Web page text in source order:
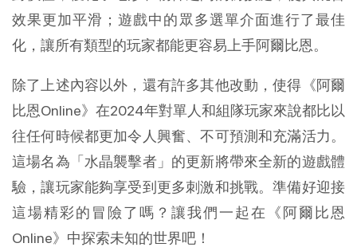
效果更加平滑；遊戲中的眾多選單介面進行了最佳
化，讓所有類型的玩家都能更容易上手阿爾比恩。
除了上述內容以外，還有許多其他改動，使得《阿爾
比恩Online》在2024年對單人和組隊玩家來說都比以
往任何時候都更加令人興奮、不可預測和充滿活力。
這場名為「水晶襲擊者」的更新將帶來全新的遊戲體
驗，讓玩家能夠享受到更多刺激和挑戰。準備好迎接
這場精彩的冒險了嗎？讓我們一起在《阿爾比恩
Online》中探索未知的世界吧！